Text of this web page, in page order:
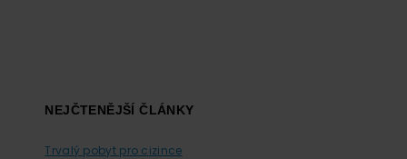
FooterNEJČTENĚJŠÍ ČLÁNKY
Trvalý pobyt pro cizince